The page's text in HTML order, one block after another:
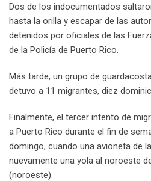
Dos de los indocumentados
hasta la orilla y escapar de las
detenidos por oficiales de las
de la Policía de Puerto Rico.
Más tarde, un grupo de
detuvo a 11 migrantes, diez
Finalmente, el tercer intento de
a Puerto Rico durante el fin de
domingo, cuando una avioneta de
nuevamente una yola al noroeste
(noroeste).